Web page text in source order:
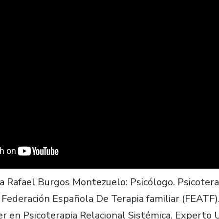
Rafael Burgos Montezuelo: Psicólogo.
Española De Terapia familiar
en Psicoterapia Relacional Sistémica. Experto